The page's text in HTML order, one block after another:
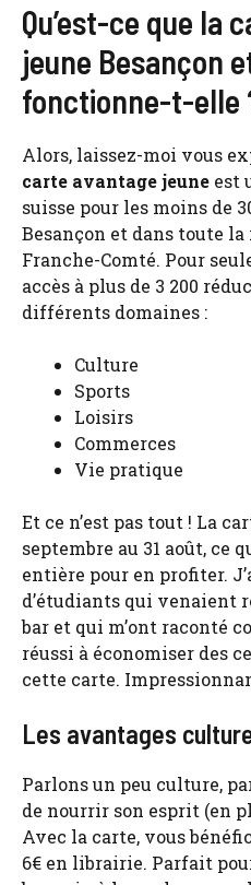
Qu’est-ce que la
jeune Besançon
fonctionne-t-elle
Alors, laissez-moi vous
carte avantage jeune est
suisse pour les moins de
Besançon et dans toute
Franche-Comté. Pour
accès à plus de 3 200
différents domaines :
Culture
Sports
Loisirs
Commerces
Vie pratique
Et ce n’est pas tout ! La
septembre au 31 août, ce
entière pour en profiter.
d’étudiants qui venaient
bar et qui m’ont raconté
réussi à économiser des
cette carte.
Les avantages
Parlons un peu culture,
de nourrir son esprit (en
Avec la carte, vous
6€ en librairie. Parfait